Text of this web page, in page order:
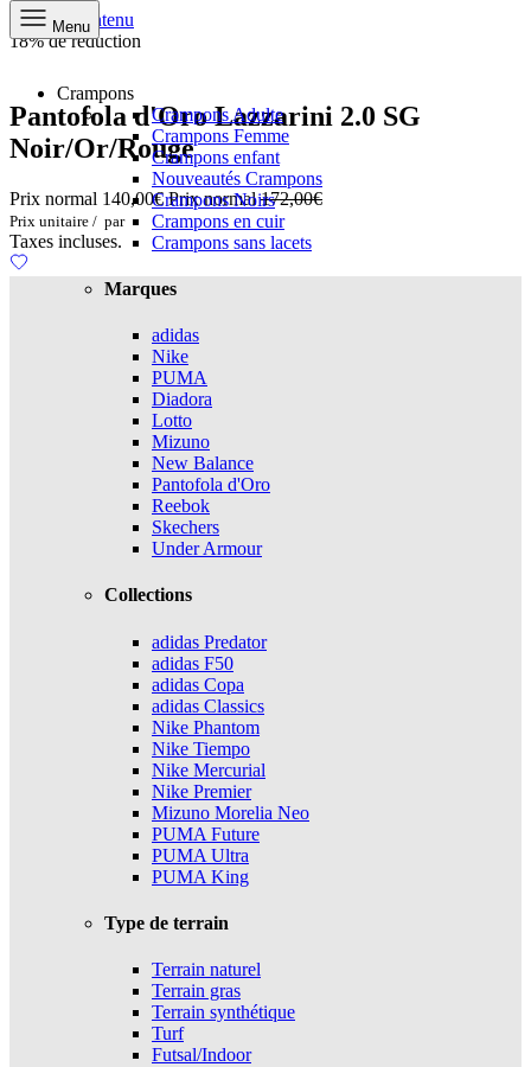
Aller au contenu
Menu
Crampons
Crampons Adulte
Crampons Femme
Crampons enfant
Nouveautés Crampons
Crampons Noirs
Crampons en cuir
Crampons sans lacets
Marques
adidas
Nike
PUMA
Diadora
Lotto
Mizuno
New Balance
Pantofola d'Oro
Reebok
Skechers
Under Armour
Collections
adidas Predator
adidas F50
adidas Copa
adidas Classics
Nike Phantom
Nike Tiempo
Nike Mercurial
Nike Premier
Mizuno Morelia Neo
PUMA Future
PUMA Ultra
PUMA King
Type de terrain
Terrain naturel
Terrain gras
Terrain synthétique
Turf
Futsal/Indoor
18% de réduction
Pantofola d'Oro Lazzarini 2.0 SG
Noir/Or/Rouge
Prix normal 140,00€Prix normal 172,00€
Prix unitaire / par
Taxes incluses.